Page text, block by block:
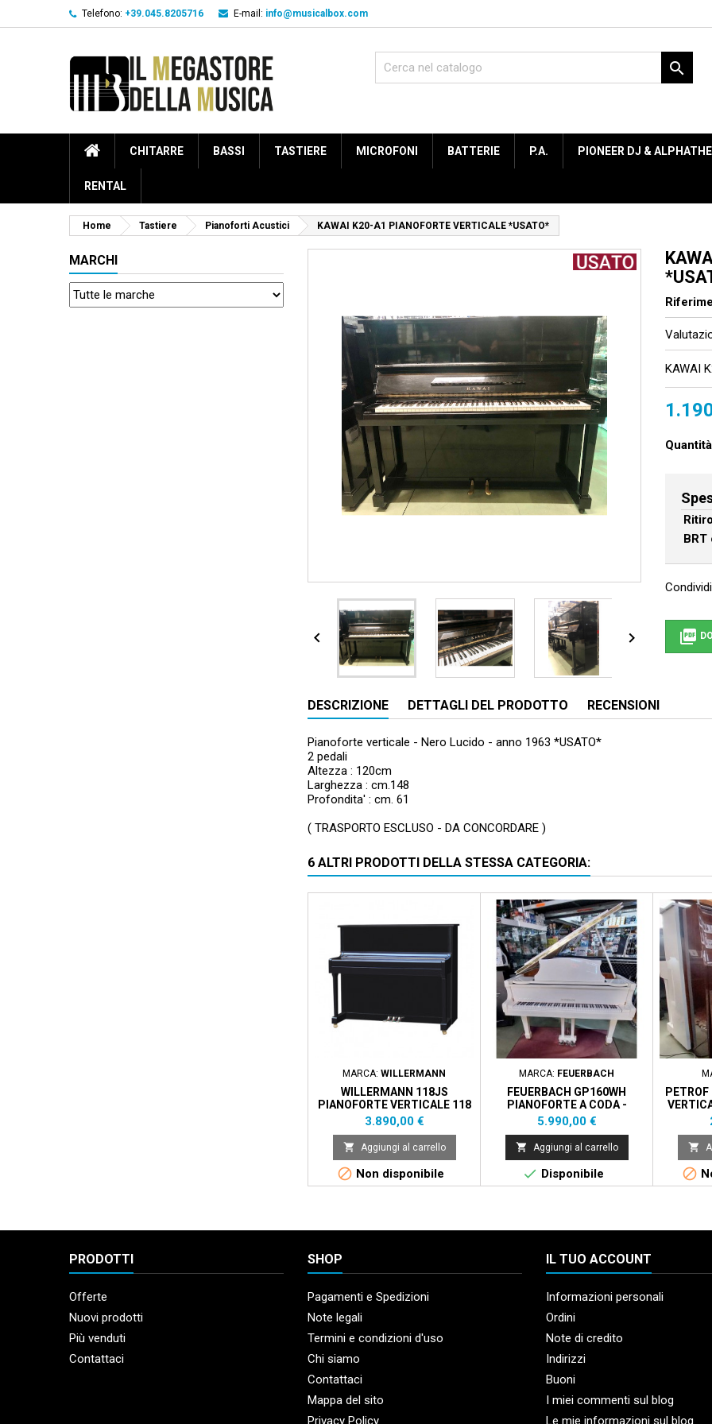
Telefono: +39.045.8205716 E-mail: info@musicalbox.com

CHITARRE BASSI TASTIERE MICROFONI BATTERIE P.A. PIONEER DJ &
RENTAL
Home Tastiere Pianoforti Acustici KAWAI K20-A1 PIANOFORTE VERTICALE *USATO*
MARCHI
 
KAWAI
Quantità
Condividi

DESCRIZIONE DETTAGLI DEL PRODOTTO RECENSIONI
Pianoforte verticale - Nero Lucido - anno 1963 *USATO*
2 pedali
Altezza : 120cm
Larghezza : cm.148
Profondita' : cm. 61
( TRASPORTO ESCLUSO - DA CONCORDARE )
6 ALTRI PRODOTTI DELLA STESSA CATEGORIA:
MARCA: WILLERMANN
WILLERMANN 118JS
PIANOFORTE VERTICALE 118
CM NERO LUCIDO
Prezzo
3.890,00 €
 Aggiungi al carrello
 Non disponibile
MARCA: FEUERBACH
FEUERBACH GP160WH
PIANOFORTE A CODA -
BIANCO LUCIDO
Prezzo
5.990,00 €
 Aggiungi al carrello
 Disponibile


PRODOTTI
Offerte
Nuovi prodotti
Più venduti
Contattaci
SHOP
Pagamenti e Spedizioni
Note legali
Termini e condizioni d'uso
Chi siamo
Contattaci
Mappa del sito
Privacy Policy
IL TUO ACCOUNT
Informazioni personali
Ordini
Note di credito
Indirizzi
Buoni
I miei commenti sul blog
Le mie informazioni sul blog